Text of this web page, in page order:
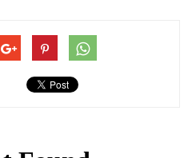
有「臟兮兮」的人才會感染。
。弓形蟲感染，